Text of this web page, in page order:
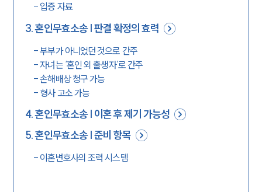
- 입증 자료
3.혼인무효소송 | 판결 확정의 효력
-부부가 아니었던 것으로 간주
-자녀는 ‘혼인 외 출생자’로 간주
-손해배상 청구 가능
- 형사 고소 가능
4.혼인무효소송 | 이혼 후 제기 가능성
5.혼인무효소송 | 준비 항목
- 이혼변호사의 조력 시스템